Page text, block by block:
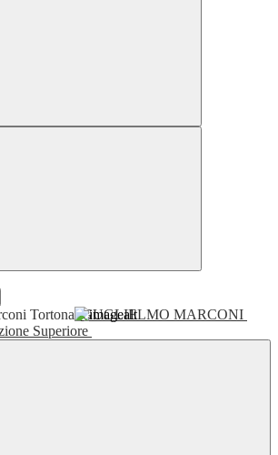
GUGLIELMO MARCONI
Superiore